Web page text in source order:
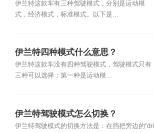
伊兰特这款车有三种驾驶模式，分别是运动模
式，经济模式，标准模式。以下是...
伊兰特四种模式什么意思？
伊兰特这款车没有四种驾驶模式，驾驶模式只有
三种可以选择：第一种是运动模...
伊兰特驾驶模式怎么切换？
伊兰特驾驶模式的切换方法是：在挡把旁边的“dri